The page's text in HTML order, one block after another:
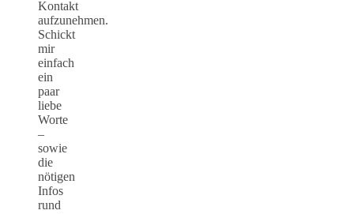
Kontakt
aufzunehmen.
Schickt
mir
einfach
ein
paar
liebe
Worte
–
sowie
die
nötigen
Infos
rund